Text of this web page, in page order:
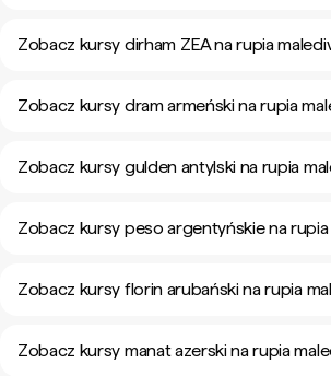
Zobacz kursy dirham ZEA na rupia
Zobacz kursy dram armeński na rupia
Zobacz kursy gulden antylski na rupia
Zobacz kursy peso argentyńskie na
Zobacz kursy florin arubański na rupia
Zobacz kursy manat azerski na rupia